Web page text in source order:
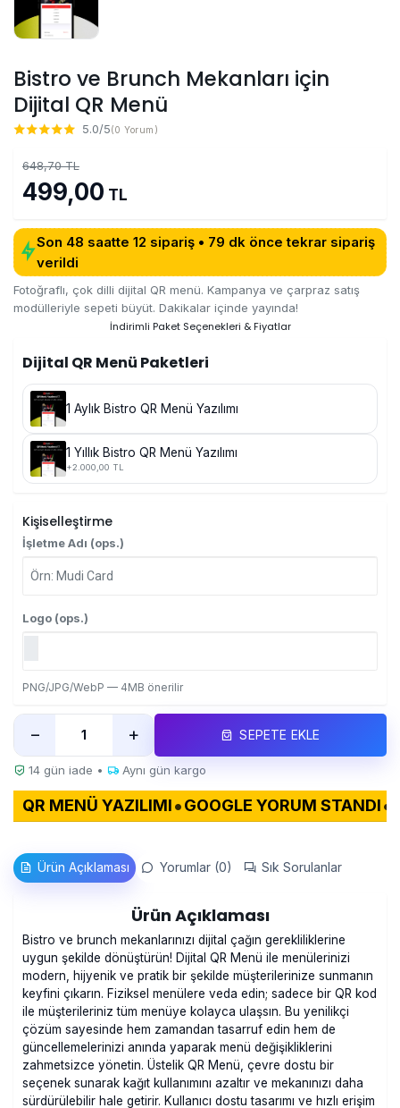
Bistro ve Brunch Mekanları için
Dijital QR Menü
5.0/5(0 Yorum)
648,70 TL
499,00 TL
Son 48 saatte 12 sipariş • 79 dk önce tekrar sipariş
verildi
Fotoğraflı, çok dilli dijital QR menü. Kampanya ve çarpraz satış
modülleriyle sepeti büyüt. Dakikalar içinde yayında!
İndirimli Paket Seçenekleri & Fiyatlar
Dijital QR Menü Paketleri
1 Aylık Bistro QR Menü Yazılımı
1 Yıllık Bistro QR Menü Yazılımı
+2.000,00 TL
Kişiselleştirme
İşletme Adı (ops.)
Logo (ops.)
PNG/JPG/WebP — 4MB önerilir
− + SEPETE EKLE
14 gün iade • Aynı gün kargo
•QR MENÜ STANDLARI• QR MENÜ
Ürün Açıklaması Yorumlar (0) Sık Sorulanlar
Ürün Açıklaması
Bistro ve brunch mekanlarınızı dijital çağın gerekliliklerine
uygun şekilde dönüştürün! Dijital QR Menü ile menülerinizi
modern, hijyenik ve pratik bir şekilde müşterilerinize sunmanın
keyfini çıkarın. Fiziksel menülere veda edin; sadece bir QR kod
ile müşterileriniz tüm menüye kolayca ulaşsın. Bu yenilikçi
çözüm sayesinde hem zamandan tasarruf edin hem de
güncellemelerinizi anında yaparak menü değişikliklerini
zahmetsizce yönetin. Üstelik QR Menü, çevre dostu bir
seçenek sunarak kağıt kullanımını azaltır ve mekanınızı daha
sürdürülebilir hale getirir. Kullanıcı dostu tasarımı ve hızlı erişim